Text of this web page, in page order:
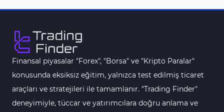
Finansal piyasalar "Forex", "Borsa" ve "Kripto Paralar"
konusunda eksiksiz eğitim, yalnızca test edilmiş ticaret
araçları ve stratejileri ile tamamlanır. "Trading Finder"
deneyimiyle, tüccar ve yatırımcılara doğru anlama ve